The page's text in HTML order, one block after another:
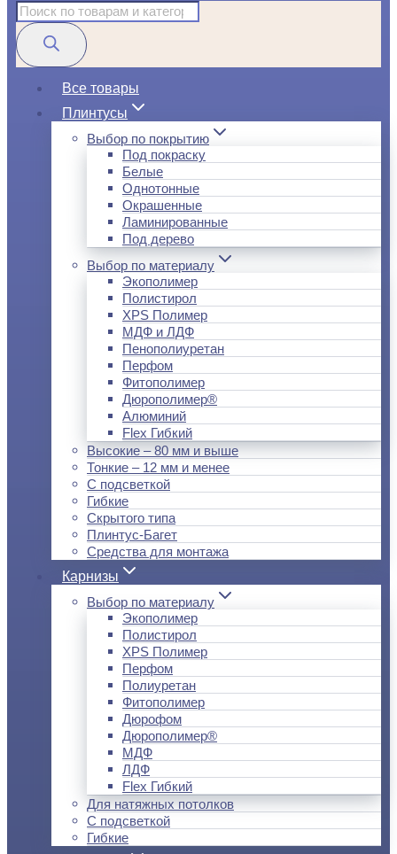
Поиск
товаров
Все товары
Плинтусы
Выбор по покрытию
Под покраску
Белые
Однотонные
Окрашенные
Ламинированные
Под дерево
Выбор по материалу
Экополимер
Полистирол
XPS Полимер
МДФ и ЛДФ
Пенополиуретан
Перфом
Фитополимер
Дюрополимер®
Алюминий
Flex Гибкий
Высокие – 80 мм и выше
Тонкие – 12 мм и менее
С подсветкой
Гибкие
Скрытого типа
Плинтус-Багет
Средства для монтажа
Карнизы
Выбор по материалу
Экополимер
Полистирол
XPS Полимер
Перфом
Полиуретан
Фитополимер
Дюрофом
Дюрополимер®
МДФ
ЛДФ
Flex Гибкий
Для натяжных потолков
С подсветкой
Гибкие